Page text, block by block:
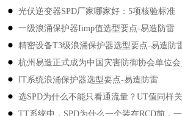
光伏逆变器SPD厂家哪家好：5项核验标准
一级浪涌保护器Iimp值选型要点-易造防雷
精密设备T3级浪涌保护器选型要点-易造防
杭州易造正式成为中国灾害防御协会单位
雷
IT系统浪涌保护器选型要点-易造防雷
选SPD为什么不能只看通流量？UT值同样
TT系统中，SPD为什么一个装在RCD前，